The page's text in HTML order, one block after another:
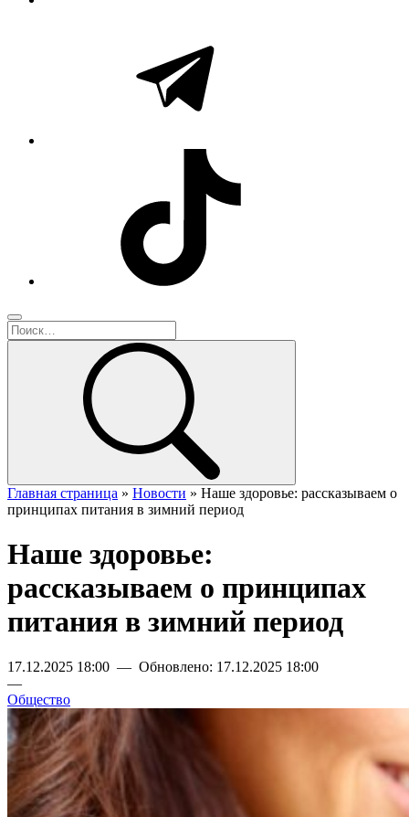
Главная страница » Новости » Наше здоровье: рассказываем о
принципах питания в зимний период
Наше здоровье:
рассказываем о принципах
питания в зимний период
17.12.2025 18:00 — Обновлено: 17.12.2025 18:00
—
Общество